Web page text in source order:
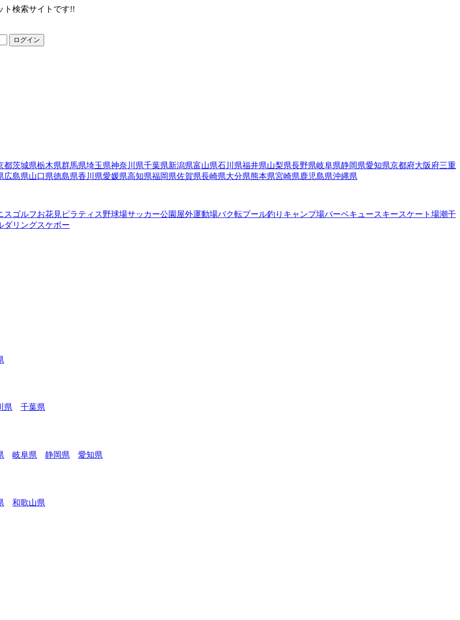
ト検索サイトです!!
ログイン
都茨城県栃木県群馬県埼玉県神奈川県千葉県新潟県富山県石川県福井県山梨県長野県岐阜県静岡県愛知県京都府大阪府三重
広島県山口県徳島県香川県愛媛県高知県福岡県佐賀県長崎県大分県熊本県宮崎県鹿児島県沖縄県
ス ゴルフお花見 ピラティス野球場サッカー公園 屋外運動場バク転プール釣り キャンプ場バーベキュースキースケート場潮干
ダリングスケボー
県 千葉県
岐阜県 静岡県 愛知県
和歌山県